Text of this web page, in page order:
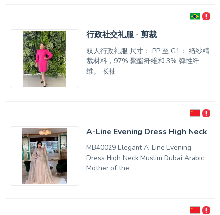
行政社交礼服 - 剪裁
双人行政礼服 尺寸： PP 至 G1： 绉纱精
裁材料，97% 聚酯纤维和 3% 弹性纤
维。 长袖
A-Line Evening Dress High Neck
MB40029 Elegant A-Line Evening
Dress High Neck Muslim Dubai Arabic
Mother of the